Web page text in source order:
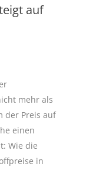
auf
mehr als
der Preis auf
einen
Wie die
in